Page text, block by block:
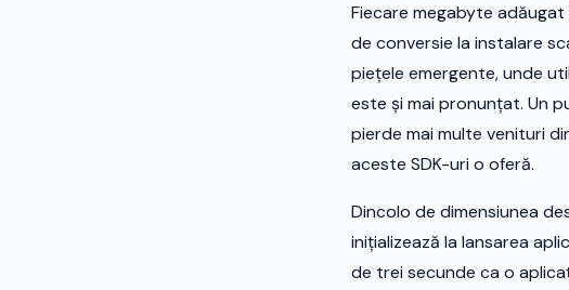
Fiecare megabyte
de conversie la instalare
piețele emergente, unde
este și mai pronunțat. Un
pierde mai multe venituri
aceste SDK-uri o oferă.
Dincolo de dimensiunea
inițializează la lansarea
de trei secunde ca o